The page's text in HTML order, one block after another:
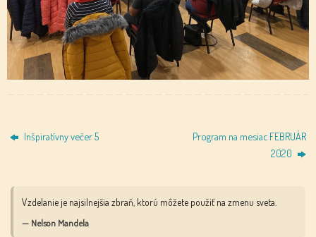
Inšpiratívny večer 5
Program na mesiac FEBRUÁR
2020
Vzdelanie je najsilnejšia zbraň, ktorú môžete použiť na zmenu sveta.
— Nelson Mandela